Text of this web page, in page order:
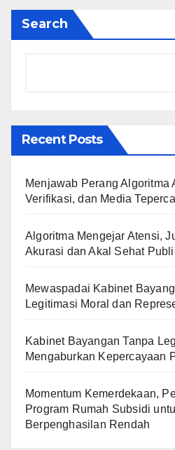
Search
Recent Posts
Menjawab Perang Algoritma
Verifikasi, dan Media
Algoritma Mengejar Atensi,
Akurasi dan Akal Sehat
Mewaspadai Kabinet
Legitimasi Moral dan
Kabinet Bayangan Tanpa
Mengaburkan Kepercayaan
Momentum Kemerdekaan,
Program Rumah Subsidi
Berpenghasilan Rendah